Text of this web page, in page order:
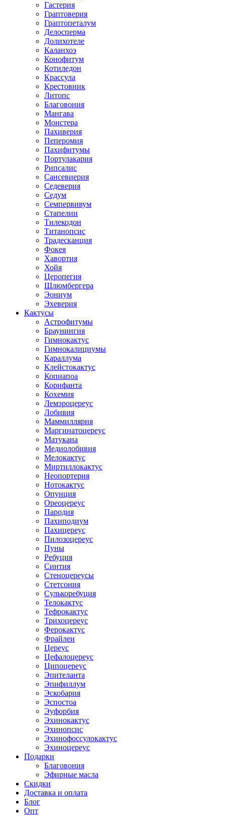
Гастерия
Граптоверия
Граптопеталум
Делосперма
Долихотеле
Каланхоэ
Конофитум
Котиледон
Крассула
Крестовник
Литопс
Благовония
Мангава
Монстера
Пахиверия
Пеперомия
Пахифитумы
Портулакария
Рипсалис
Сансевиерия
Седеверия
Седум
Семпервивум
Стапелии
Тилекодон
Титанопсис
Традесканция
Фокея
Хавортия
Хойя
Церопегия
Шлюмбергера
Эониум
Эхеверия
Кактусы
Астрофитумы
Браунингия
Гимнокактус
Гимнокалициумы
Караллума
Клейстокактус
Копиапоа
Корифанта
Кохемия
Лемэроцереус
Лобивия
Маммиллярия
Маргинатоцереус
Матукана
Медиолобивия
Мелокактус
Миртиллокактус
Неопортерия
Нотокактус
Опунция
Ореоцереус
Пародия
Пахиподиум
Пахицереус
Пилозоцереус
Пуны
Ребуция
Синтия
Стеноцереусы
Стетсония
Сулькоребуция
Телокактус
Тефрокактус
Трихоцереус
Ферокактус
Фрайлеи
Цереус
Цефалоцереус
Ципоцереус
Эпителанта
Эпифиллум
Эскобария
Эспостоа
Эуфорбия
Эхинокактус
Эхинопсис
Эхинофоссулокактус
Эхиноцереус
Подарки
Благовония
Эфирные масла
Скидки
Доставка и оплата
Блог
Опт